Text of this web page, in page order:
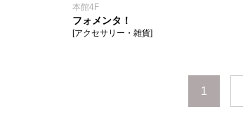
本館4F
フォメンタ！
[アクセサリー・雑貨]
1